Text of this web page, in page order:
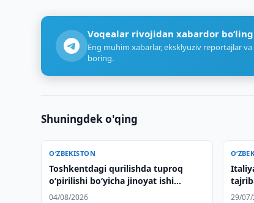
Voqealar rivojidan xabardor bo‘ling
Eng muhim xabarlar, eksklyuziv reportajlar
boring.
Shuningdek o'qing
O‘ZBEKISTON
Toshkentdagi qurilishda tuproq
o‘pirilishi bo‘yicha jinoyat ishi
qo‘zg‘atildi
04/08/2026 29/